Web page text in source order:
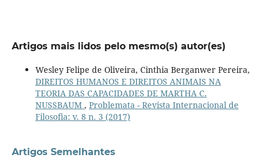
Artigos mais lidos pelo mesmo(s) autor(es)
Wesley Felipe de Oliveira, Cinthia Berganwer Pereira,
DIREITOS HUMANOS E DIREITOS ANIMAIS NA
TEORIA DAS CAPACIDADES DE MARTHA C.
NUSSBAUM , Problemata - Revista Internacional de
Filosofia: v. 8 n. 3 (2017)
Artigos Semelhantes